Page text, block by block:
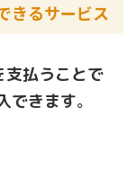
きるサービス
支払うことで
できます。